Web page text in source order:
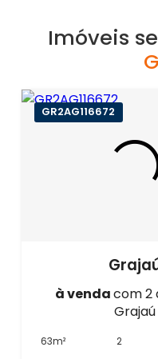
Imóveis
GR2AG116672
à vendacom 2
Grajaú
63m² 2